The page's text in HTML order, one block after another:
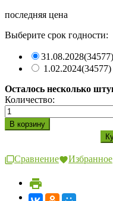
последняя цена
Выберите срок годности:
31.08.2028(34577)
1.02.2024(34577)
Осталось несколько
Количество:
Сравнение Избранное